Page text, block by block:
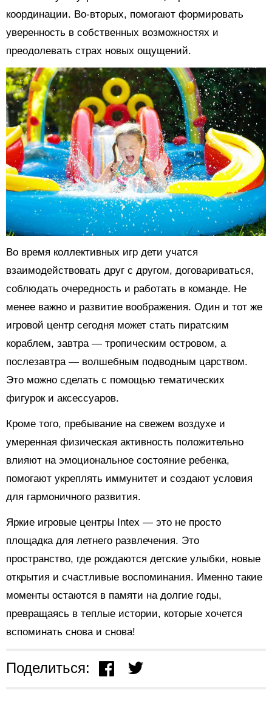
координации. Во-вторых, помогают формировать
уверенность в собственных возможностях и
преодолевать страх новых ощущений.
Во время коллективных игр дети учатся
взаимодействовать друг с другом, договариваться,
соблюдать очередность и работать в команде. Не
менее важно и развитие воображения. Один и тот же
игровой центр сегодня может стать пиратским
кораблем, завтра — тропическим островом, а
послезавтра — волшебным подводным царством.
Это можно сделать с помощью тематических
фигурок и аксессуаров.
Кроме того, пребывание на свежем воздухе и
умеренная физическая активность положительно
влияют на эмоциональное состояние ребенка,
помогают укреплять иммунитет и создают условия
для гармоничного развития.
Яркие игровые центры Intex — это не просто
площадка для летнего развлечения. Это
пространство, где рождаются детские улыбки, новые
открытия и счастливые воспоминания. Именно такие
моменты остаются в памяти на долгие годы,
превращаясь в теплые истории, которые хочется
вспоминать снова и снова!
Поделиться: